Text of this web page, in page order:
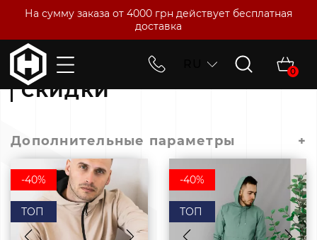
На сумму заказа от 4000 грн действует бесплатная
доставка
0
Главная Скидки
СКИДКИ
Дополнительные параметры +
-40%
ТОП
-40%
ТОП